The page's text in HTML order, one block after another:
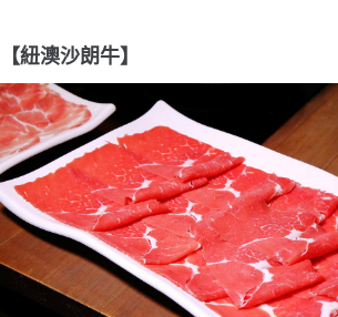
【紐澳沙朗牛】